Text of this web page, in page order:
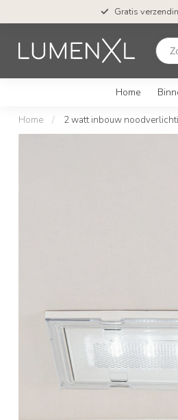
Gratis
Home
Home / 2 watt inbouw